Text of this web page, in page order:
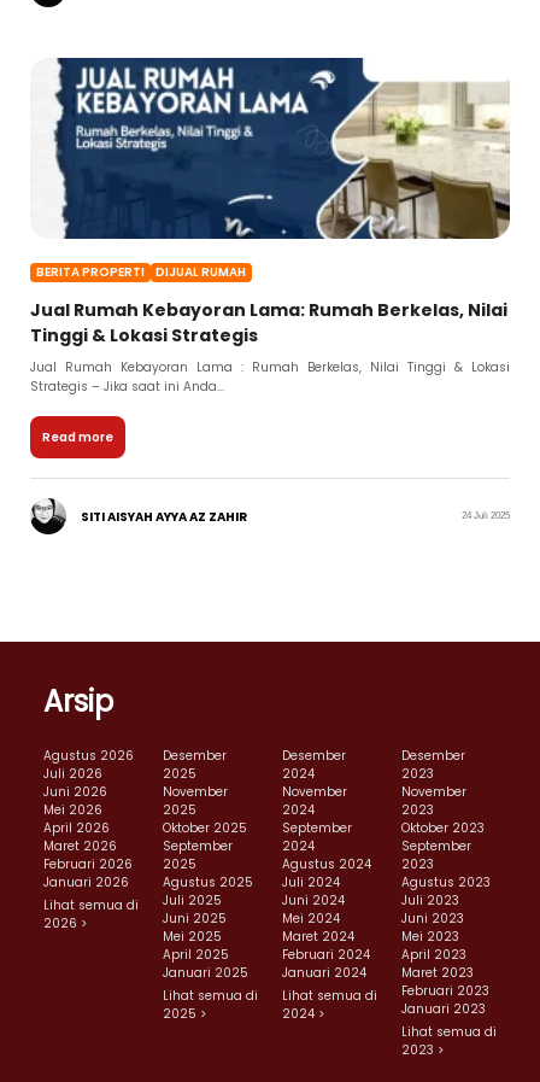
BERITA PROPERTI DIJUAL RUMAH
Jual Rumah Kebayoran Lama: Rumah Berkelas, Nilai
Tinggi & Lokasi Strategis
Jual Rumah Kebayoran Lama : Rumah Berkelas, Nilai Tinggi & Lokasi
Strategis – Jika saat ini Anda...
Read more
SITI AISYAH AYYA AZ ZAHIR 24 Juli 2025
Arsip
Agustus 2026
Juli 2026
Juni 2026
Mei 2026
April 2026
Maret 2026
Februari 2026
Januari 2026
Lihat semua di
2026 >
Desember
2025
November
2025
Oktober 2025
September
2025
Agustus 2025
Juli 2025
Juni 2025
Mei 2025
April 2025
Januari 2025
Lihat semua di
2025 >
Desember
2024
November
2024
September
2024
Agustus 2024
Juli 2024
Juni 2024
Mei 2024
Maret 2024
Februari 2024
Januari 2024
Lihat semua di
2024 >
Desember
2023
November
2023
Oktober 2023
September
2023
Agustus 2023
Juli 2023
Juni 2023
Mei 2023
April 2023
Maret 2023
Februari 2023
Januari 2023
Lihat semua di
2023 >